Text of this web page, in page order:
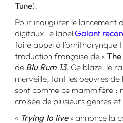
Tune).
Pour inaugurer le lancement
digitaux, le labelGalant
faire appel à l’ornithorynque
traduction française de « The
de Blu Rum 13. Ce blaze, le
merveille, tant les oeuvres de
sont comme ce mammifère :
croisée de plusieurs genres et
« Trying to live» annonce la